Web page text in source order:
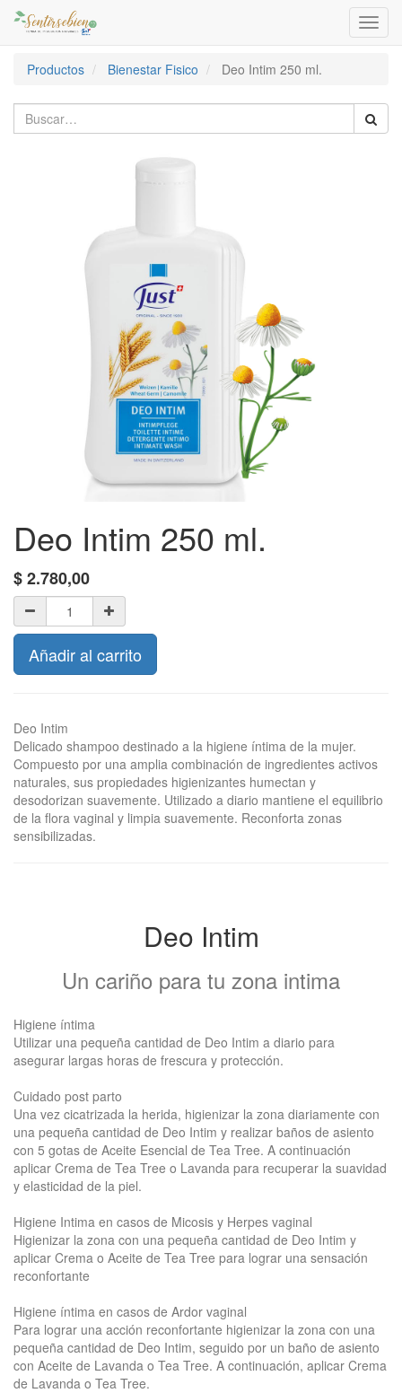
Productos
Bienestar Fisico Deo Intim 250 ml.
Deo Intim 250 ml.
$2.780,00
Añadir al carrito
Deo Intim
Delicado shampoo destinado a la higiene íntima de la mujer.
Compuesto por una amplia combinación de ingredientes activos
naturales, sus propiedades higienizantes humectan y
desodorizan suavemente. Utilizado a diario mantiene el equilibrio
de la flora vaginal y limpia suavemente. Reconforta zonas
sensibilizadas.
Deo Intim
Un cariño para tu zona intima
Higiene íntima
Utilizar una pequeña cantidad de Deo Intim a diario para
asegurar largas horas de frescura y protección.
Cuidado post parto
Una vez cicatrizada la herida, higienizar la zona diariamente con
una pequeña cantidad de Deo Intim y realizar baños de asiento
con 5 gotas de Aceite Esencial de Tea Tree. A continuación
aplicar Crema de Tea Tree o Lavanda para recuperar la suavidad
y elasticidad de la piel.
Higiene Intima en casos de Micosis y Herpes vaginal
Higienizar la zona con una pequeña cantidad de Deo Intim y
aplicar Crema o Aceite de Tea Tree para lograr una sensación
reconfortante
Higiene íntima en casos de Ardor vaginal
Para lograr una acción reconfortante higienizar la zona con una
pequeña cantidad de Deo Intim, seguido por un baño de asiento
con Aceite de Lavanda o Tea Tree. A continuación, aplicar Crema
de Lavanda o Tea Tree.